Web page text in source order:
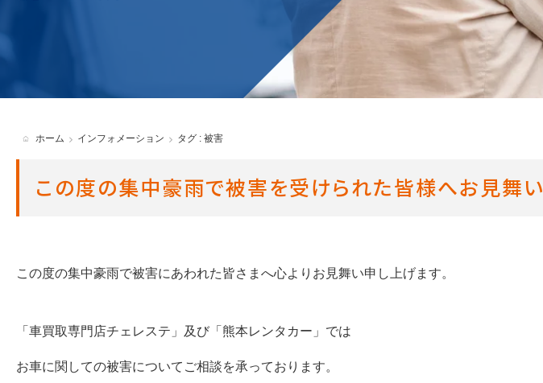
SUV・クロカンから選ぶ
輸入車・高級車から選ぶ
バン・トラックから選ぶ
ホーム インフォメーション タグ : 被害
この度の集中豪雨で被害を受けられた皆様へお見舞い
この度の集中豪雨で被害にあわれた皆さまへ心よりお見舞い申し上げます。
「車買取専門店チェレステ」及び「熊本レンタカー」では
お車に関しての被害についてご相談を承っております。